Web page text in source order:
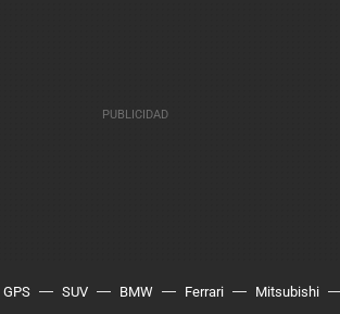
GPS SUV BMW Ferrari Mitsubishi